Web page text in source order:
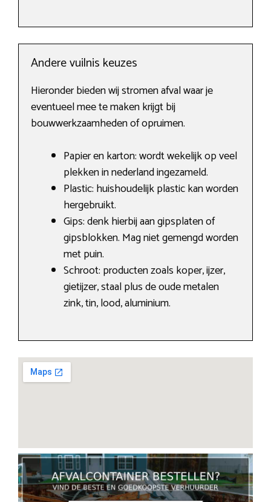
Andere vuilnis keuzes
Hieronder bieden wij stromen afval waar je
eventueel mee te maken krijgt bij
bouwwerkzaamheden of opruimen.
Papier en karton: wordt wekelijk op veel
plekken in nederland ingezameld.
Plastic: huishoudelijk plastic kan worden
hergebruikt.
Gips: denk hierbij aan gipsplaten of
gipsblokken. Mag niet gemengd worden
met puin.
Schroot: producten zoals koper, ijzer,
gietijzer, staal plus de oude metalen
zink, tin, lood, aluminium.